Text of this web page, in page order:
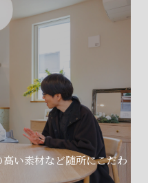
い素材など随所にこだわ